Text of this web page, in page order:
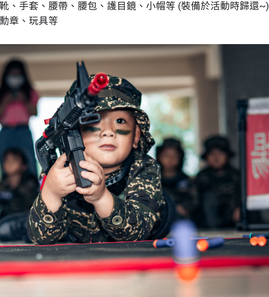
、手套、腰帶、腰包、護目鏡、小帽等 (裝備於活動時歸還~)
章、玩具等